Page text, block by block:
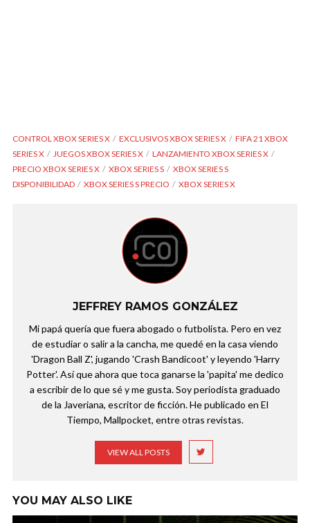
CONTROL XBOX SERIES X EXCLUSIVOS XBOX SERIES X
FIFA 21 XBOX
SERIES X
JUEGOS XBOX SERIES X
LANZAMIENTO XBOX SERIES X
PRECIO XBOX SERIES X
XBOX SERIES S
XBOX SERIES S
DISPONIBILIDAD
XBOX SERIES S PRECIO XBOX SERIES X
JEFFREY RAMOS GONZÁLEZ
Mi papá quería que fuera abogado o futbolista. Pero en vez
de estudiar o salir a la cancha, me quedé en la casa viendo
'Dragon Ball Z', jugando 'Crash Bandicoot' y leyendo 'Harry
Potter'. Así que ahora que toca ganarse la 'papita' me dedico
a escribir de lo que sé y me gusta. Soy periodista graduado
de la Javeriana, escritor de ficción. He publicado en El
Tiempo, Mallpocket, entre otras revistas.
VIEW ALL POSTS
YOU MAY ALSO LIKE